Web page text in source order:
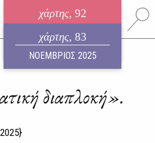
χάρτης, 92
ηλεκτρονικό περιοδικό
ΑΥΓΟΥΣΤΟΣ 2026
χάρτης, 83
ΝΟΕΜΒΡΙΟΣ 2025
διαπλοκή».